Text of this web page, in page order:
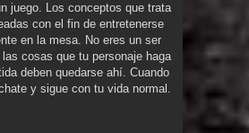
juego. Los conceptos que trata
con el fin de entretenerse
en la mesa. No eres un ser
cosas que tu personaje haga
deben quedarse ahí. Cuando
y sigue con tu vida normal.